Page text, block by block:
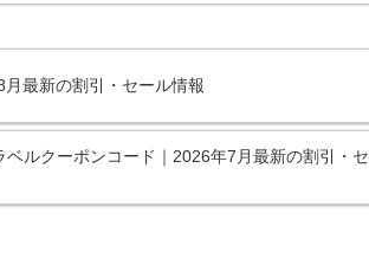
最新の割引・セール情報
ルクーポンコード｜2026年7月最新の割引・セ